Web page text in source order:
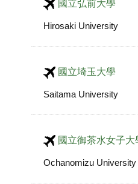
國立弘前大學
Hirosaki University
國立埼玉大學
Saitama University
國立御茶水女子大
Ochanomizu University